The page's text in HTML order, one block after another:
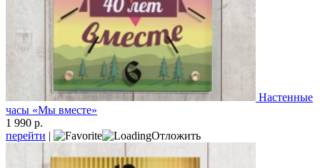
Настенные
часы «Мы вместе»
1 990 р.
перейти | Отложить